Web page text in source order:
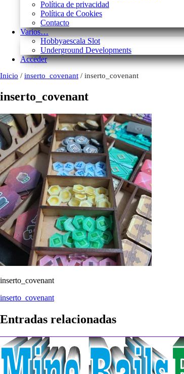
Política de privacidad
Política de Cookies
Contacto
Varios…
Hobbyaescala Slot
Underground Developments
Acceder
Inicio / inserto_covenant / inserto_covenant
inserto_covenant
inserto_covenant
Navegación
de
entradas
inserto_covenant
Entradas relacionadas